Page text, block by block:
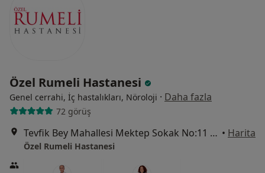
Özel Rumeli Hastanesi
Genel cerrahi, İç hastalıkları, Nöroloji · Daha fazla
72 görüş
Tevfik Bey Mahallesi Mektep Sokak No:11 Sefaköy, Küçükçekmece • Harita
Özel Rumeli Hastanesi